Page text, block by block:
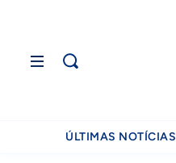
ÚLTIMAS NOTÍCIAS